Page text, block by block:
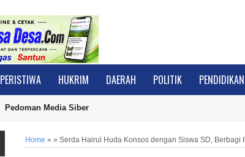
PERISTIWA HUKRIM DAERAH POLITIK PENDIDIKAN
Pedoman Media Siber
Home » » Serda Hairul Huda Konsos dengan Siswa SD, Berbagi